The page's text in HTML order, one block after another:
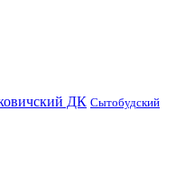
ДК Сытобудский